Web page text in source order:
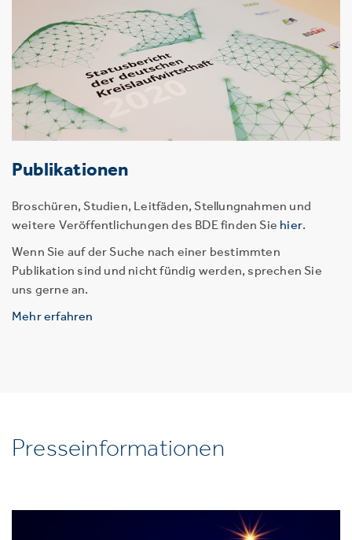
Publikationen
Broschüren, Studien, Leitfäden, Stellungnahmen und
weitere Veröffentlichungen des BDE finden Sie hier.
Wenn Sie auf der Suche nach einer bestimmten
Publikation sind und nicht fündig werden, sprechen Sie
uns gerne an.
Mehr erfahren
Presseinformationen